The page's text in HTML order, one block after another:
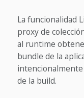
La funcionalidad
proxy de
al runtime
bundle de la
de la build.